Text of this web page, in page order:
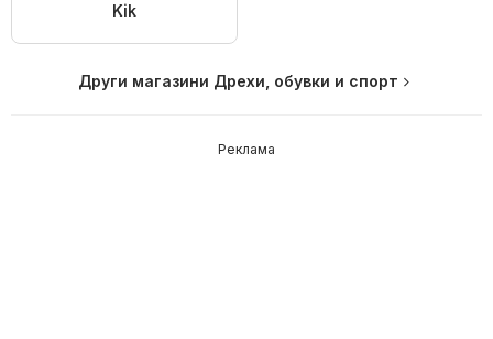
Kik
Други магазини Дрехи, обувки и спорт
Реклама